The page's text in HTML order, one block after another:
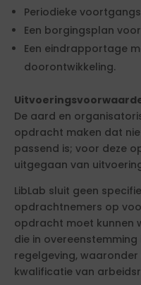
Periodieke
Een borgingsplan
Een eindrapportage
doorontwikkeling.
De aard en
opdracht maken dat
passend is; voor deze
uitgegaan van
LibLab sluit geen
opdrachtnemers op
opdracht moet kunnen
die in
regelgeving,
kwalificatie van